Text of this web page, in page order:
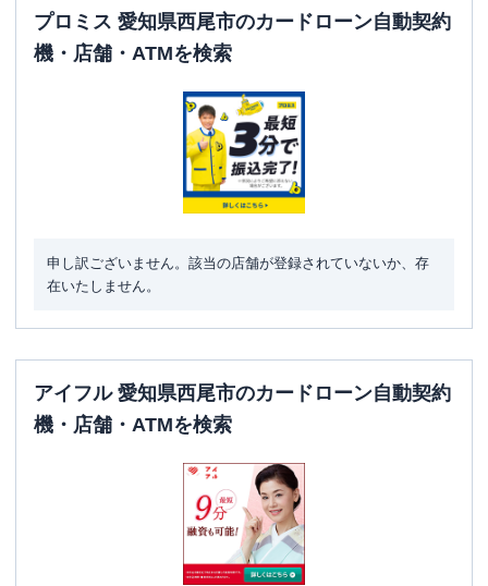
日祝：7：00～24：00
ATM 〇
〇
愛知県西尾市永楽町３－５２
アイフル 【2025/12/15閉店】西尾店 無人契
営業時間
平日：09:00-21:00
ATM営業時間
土曜：-
日祝：-
ATM ✕
〇
愛知県西尾市山下町東八幡山６８－１０
ダイヤストアー ２Ｆ
プロミス 愛知県西尾市のカードローン自動契約
機・店舗・ATMを検索
申し訳ございません。該当の店舗が登録されていないか、存
在いたしません。
アイフル 愛知県西尾市のカードローン自動契約
機・店舗・ATMを検索